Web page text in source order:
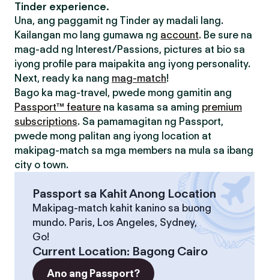
Tinder experience.
Una, ang paggamit ng Tinder ay madali lang.
Kailangan mo lang gumawa ng account. Be sure na
mag-add ng Interest/Passions, pictures at bio sa
iyong profile para maipakita ang iyong personality.
Next, ready ka nang mag-match!
Bago ka mag-travel, pwede mong gamitin ang
Passport™ feature na kasama sa aming premium
subscriptions. Sa pamamagitan ng Passport,
pwede mong palitan ang iyong location at
makipag-match sa mga members na mula sa ibang
city o town.
Passport sa Kahit Anong Location
Makipag-match kahit kanino sa buong
mundo. Paris, Los Angeles, Sydney,
Go!
Current Location: Bagong Cairo
Ano ang Passport?